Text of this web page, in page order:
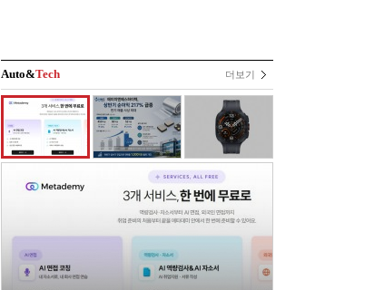
Auto&Tech 더보기